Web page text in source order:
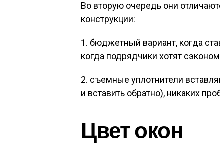
Во вторую очередь они
конструкции:
1. бюджетный вариант, когда
когда подрядчики хотят
2. съемные уплотнители
и вставить обратно), никаких
Цвет окон